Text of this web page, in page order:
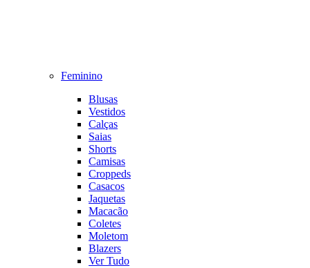
Feminino
Blusas
Vestidos
Calças
Saias
Shorts
Camisas
Croppeds
Casacos
Jaquetas
Macacão
Coletes
Moletom
Blazers
Ver Tudo